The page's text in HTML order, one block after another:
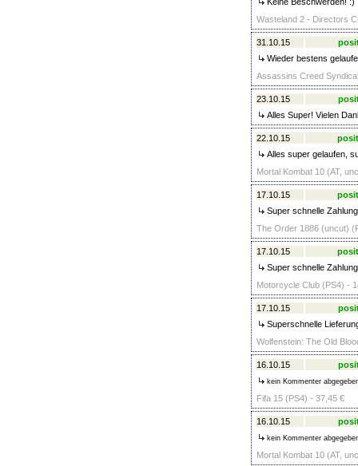
Wasteland 2 - Directors
31.10.15
Wieder bestens
Assassins Creed
23.10.15
Alles Super! Vielen
22.10.15
Alles super gelaufen,
Mortal Kombat 10 (AT,
17.10.15
Super schnelle
The Order 1886 (uncut)
17.10.15
Super schnelle
Motorcycle Club (PS4) -
17.10.15
Superschnelle
Wolfenstein: The Old
16.10.15
kein Kommenter
Fifa 15 (PS4) - 37,45 €
16.10.15
kein Kommenter
Mortal Kombat 10 (AT,